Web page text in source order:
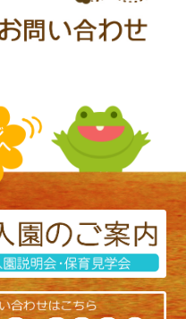
嬉しかったで
が出来まし
う、これから
のお別れ会